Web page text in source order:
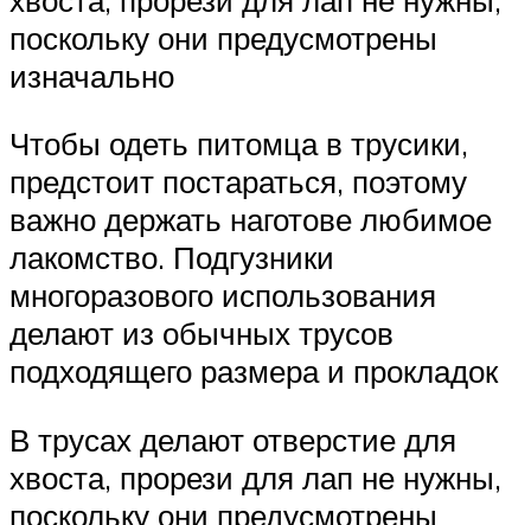
поскольку они предусмотрены
изначально
Чтобы одеть питомца в трусики,
предстоит постараться, поэтому
важно держать наготове любимое
лакомство. Подгузники
многоразового использования
делают из обычных трусов
подходящего размера и прокладок
В трусах делают отверстие для
хвоста, прорези для лап не нужны,
поскольку они предусмотрены